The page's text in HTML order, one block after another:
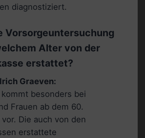
diagnostiziert.
Vorsorgeuntersuchung
Alter von der
erstattet?
Graeven:
besonders bei
Frauen ab dem 60.
Die auch von den
erstattete